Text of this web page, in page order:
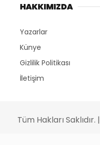
HAKKIMIZDA
Yazarlar
Künye
Gizlilik Politikası
İletişim
Tüm Hakları